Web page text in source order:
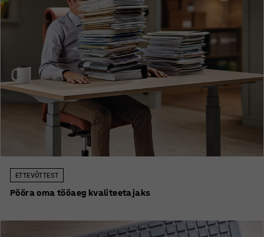
ETTEVÕTTEST
Pööra oma tööaeg kvaliteetajaks